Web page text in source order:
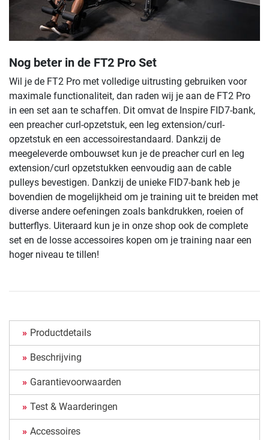
Nog beter in de FT2 Pro Set
Wil je de FT2 Pro met volledige uitrusting gebruiken voor
maximale functionaliteit, dan raden wij je aan de FT2 Pro
in een set aan te schaffen. Dit omvat de Inspire FID7-bank,
een preacher curl-opzetstuk, een leg extension/curl-
opzetstuk en een accessoirestandaard. Dankzij de
meegeleverde ombouwset kun je de preacher curl en leg
extension/curl opzetstukken eenvoudig aan de cable
pulleys bevestigen. Dankzij de unieke FID7-bank heb je
bovendien de mogelijkheid om je training uit te breiden met
diverse andere oefeningen zoals bankdrukken, roeien of
butterflys. Uiteraard kun je in onze shop ook de complete
set en de losse accessoires kopen om je training naar een
hoger niveau te tillen!
Productdetails
Beschrijving
Garantievoorwaarden
Test & Waarderingen
Accessoires